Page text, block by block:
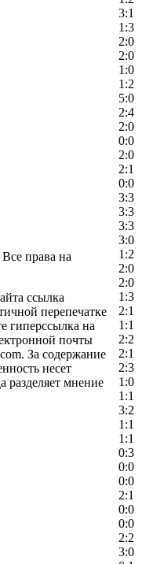
3:1
1:3
2:0
2:0
1:0
1:2
5:0
2:4
2:0
0:0
2:0
2:1
0:0
3:3
3:3
3:3
3:0
1:2
2:0
2:0
1:3
2:1
1:1
2:2
2:1
2:3
1:0
1:1
3:2
1:1
1:1
0:3
0:0
0:0
2:1
0:0
0:0
2:2
3:0
права на
ссылка
перепечатке
гиперссылка на
почты
За содержание
несет
разделяет мнение